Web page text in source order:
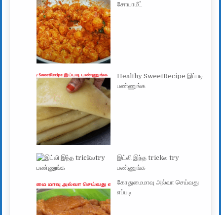
சோயாமீட்
Healthy SweetRecipe இப்படி
பண்ணுங்க
இட்லி இந்த trickல try
பண்ணுங்க
கோதுமைமாவு அல்வா செய்வது
எப்படி